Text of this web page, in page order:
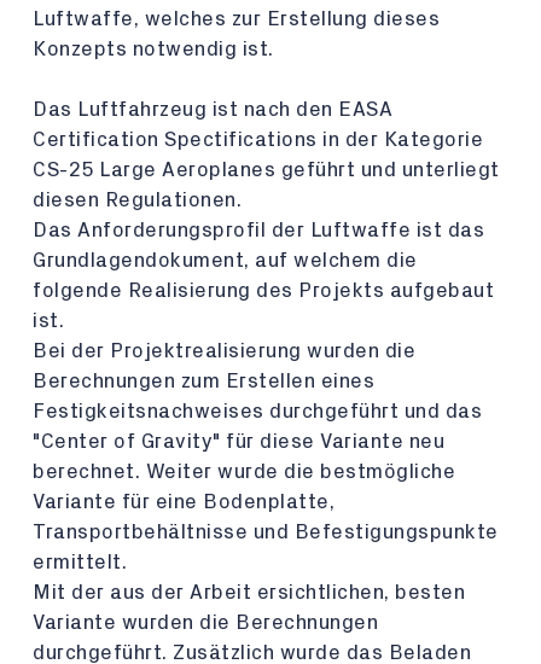
Luftwaffe, welches zur Erstellung dieses
Konzepts notwendig ist.
Das Luftfahrzeug ist nach den EASA
Certification Spectifications in der Kategorie
CS-25 Large Aeroplanes geführt und unterliegt
diesen Regulationen.
Das Anforderungsprofil der Luftwaffe ist das
Grundlagendokument, auf welchem die
folgende Realisierung des Projekts aufgebaut
ist.
Bei der Projektrealisierung wurden die
Berechnungen zum Erstellen eines
Festigkeitsnachweises durchgeführt und das
"Center of Gravity" für diese Variante neu
berechnet. Weiter wurde die bestmögliche
Variante für eine Bodenplatte,
Transportbehältnisse und Befestigungspunkte
ermittelt.
Mit der aus der Arbeit ersichtlichen, besten
Variante wurden die Berechnungen
durchgeführt. Zusätzlich wurde das Beladen